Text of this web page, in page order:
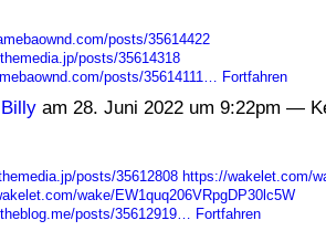
posts/35614422
posts/35614318
posts/35614111… Fortfahren
Billyam 28. Juni 2022 um 9:22pm —
posts/35612808 https://wakelet.com/
wake/EW1quq206VRpgDP30lc5W
posts/35612919… Fortfahren